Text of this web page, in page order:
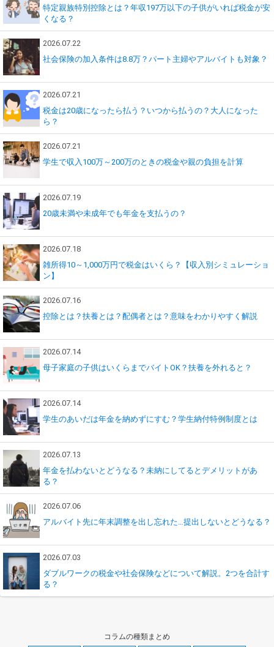
特定親族特別控除とは？年収197万以下の子供がいれば税金が安
くなる？
2026.07.22
社会保険の加入条件は8.8万？パート主婦やアルバイトも対象？
2026.07.21
税金は20歳になったら払う？いつから払うの？大人になった
ら？
2026.07.21
学生で収入100万～200万のときの税金や親の負担を計算
2026.07.19
20歳未満や未成年でも年金を支払うの？
2026.07.18
雑所得10～1,000万円で税金はいくら？【収入別シミュレーショ
ン】
2026.07.16
控除とは？扶養とは？配偶者とは？意味をわかりやすく解説
2026.07.14
母子家庭の子供はいくらまでバイトOK？扶養を外れると？
2026.07.14
学生のあいだは年金を納めずにすむ？学生納付特例制度とは
2026.07.13
年金を払わないとどうなる？未納にしてるとデメリットがあ
る？
2026.07.06
アルバイト先に年末調整を出し忘れた…提出しないとどうなる？
2026.07.03
ダブルワークの税金や社会保険などについて解説。2つを合計す
る？
コラムの種類まとめ